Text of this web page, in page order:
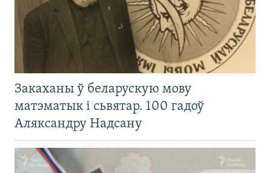
Закаханы ў беларускую мову
матэматык і сьвятар. 100 гадоў
Аляксандру Надсану